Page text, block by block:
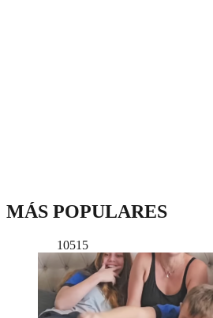
MÁS POPULARES
10515